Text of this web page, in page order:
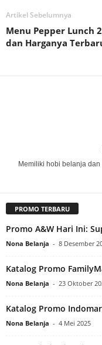
Artikel Sebelumnya
Menu Pepper Lunch
dan Harganya
Memiliki hobi belanja
PROMO TERBARU
Promo A&W Hari Ini:
Nona Belanja - 8 Desember
Katalog Promo
Nona Belanja - 23 Oktober
Katalog Promo
Nona Belanja - 4 Mei 2025